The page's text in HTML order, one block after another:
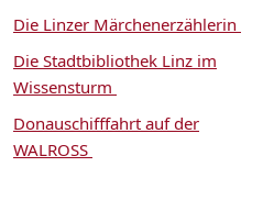
Die Linzer Märchenerzählerin
Die Stadtbibliothek Linz im
Wissensturm
Donauschifffahrt auf der
WALROSS